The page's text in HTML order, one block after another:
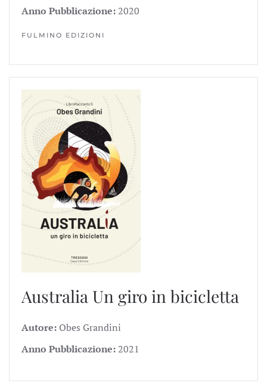
Anno Pubblicazione: 2020
FULMINO EDIZIONI
Australia Un giro in bicicletta
Autore: Obes Grandini
Anno Pubblicazione: 2021